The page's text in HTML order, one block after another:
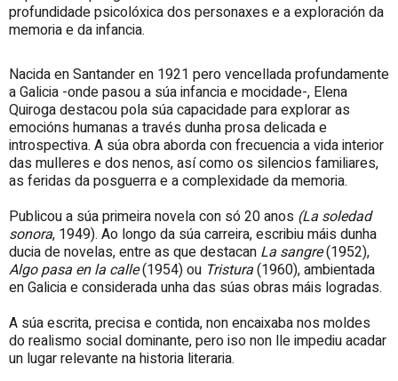
profundidade psicolóxica dos personaxes e a exploración da
memoria e da infancia.
Nacida en Santander en 1921 pero vencellada profundamente
a Galicia -onde pasou a súa infancia e mocidade-, Elena
Quiroga destacou pola súa capacidade para explorar as
emocións humanas a través dunha prosa delicada e
introspectiva. A súa obra aborda con frecuencia a vida interior
das mulleres e dos nenos, así como os silencios familiares,
as feridas da posguerra e a complexidade da memoria.
Publicou a súa primeira novela con só 20 anos (La soledad
sonora, 1949). Ao longo da súa carreira, escribiu máis dunha
ducia de novelas, entre as que destacan La sangre(1952),
Algo pasa en la calle(1954) ou Tristura(1960), ambientada
en Galicia e considerada unha das súas obras máis logradas.
A súa escrita, precisa e contida, non encaixaba nos moldes
do realismo social dominante, pero iso non lle impediu acadar
un lugar relevante na historia literaria.